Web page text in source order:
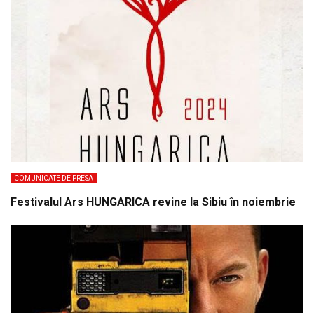
COMUNICATE DE PRESA
Festivalul Ars HUNGARICA revine la Sibiu în noiembrie